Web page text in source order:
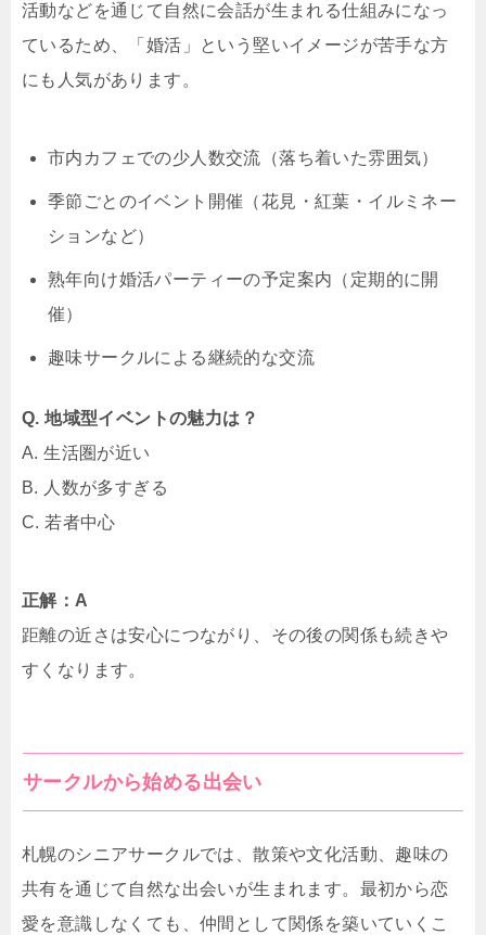
活動などを通じて自然に会話が生まれる仕組みになっ
ているため、「婚活」という堅いイメージが苦手な方
にも人気があります。
市内カフェでの少人数交流（落ち着いた雰囲気）
季節ごとのイベント開催（花見・紅葉・イルミネー
ションなど）
熟年向け婚活パーティーの予定案内（定期的に開
催）
趣味サークルによる継続的な交流
Q. 地域型イベントの魅力は？
A. 生活圏が近い
B. 人数が多すぎる
C. 若者中心
正解：A
距離の近さは安心につながり、その後の関係も続きや
すくなります。
サークルから始める出会い
札幌のシニアサークルでは、散策や文化活動、趣味の
共有を通じて自然な出会いが生まれます。最初から恋
愛を意識しなくても、仲間として関係を築いていくこ